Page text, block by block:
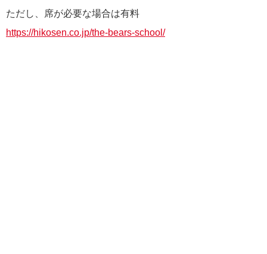
ただし、席が必要な場合は有料
https://hikosen.co.jp/the-bears-school/